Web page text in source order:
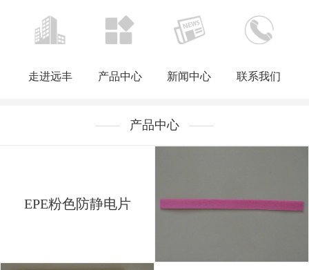
走进远丰 产品中心 新闻中心 联系我们
产品中心
EPE粉色防静电片